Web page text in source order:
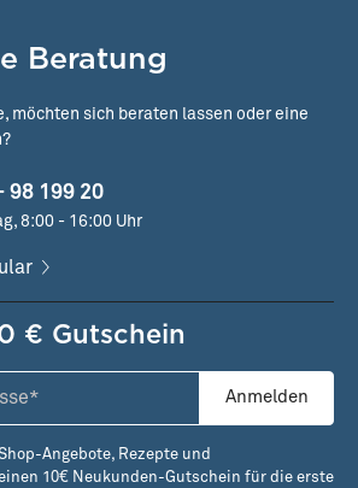
Beratung
möchten sich beraten lassen oder eine
98 199 20
8:00 - 16:00 Uhr
€ Gutschein
Anmelden
Angebote, Rezepte und
10€ Neukunden-Gutschein für die erste